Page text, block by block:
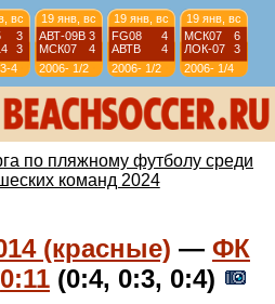
вс
3
3
3-4
19 янв, вс
АВТ-09B 3
МСК07
4
2006-
07
1/2
19 янв, вс
FG08
4
АВТВ
4
2006-
07
1/2
19 янв, вс
МСК07
6
ЛОК-07
3
2006-
07
1/4
вс
6
4
12 янв, вс
ИСКР-07 5
СШЛ08R 3
07
12 янв, вс
ИС-08
1
МСК08
4
07
по пляжному футболу среди
команд 2024
(красные) — ФК
0:11 (0:4, 0:3, 0:4)